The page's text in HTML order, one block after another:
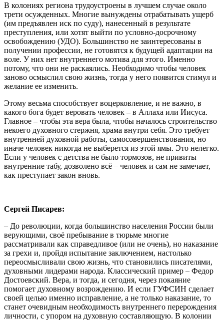
В колониях региона трудоустроены в лучшем случае около
трети осужденных. Многие вынуждены отрабатывать ущерб
(им предъявлен иск по суду), нанесенный в результате
преступления, или хотят выйти по условно-досрочному
освобождению (УДО). Большинство не заинтересованы в
получении профессии, не готовятся к будущей адаптации на
воле. У них нет внутреннего мотива для этого. Именно
потому, что они не раскаялись. Необходимо чтобы человек
заново осмыслил свою жизнь, тогда у него появится стимул и
желание ее изменить.
Этому весьма способствует воцерковление, и не важно, в
какого бога будет веровать человек – в Аллаха или Иисуса.
Главное – чтобы эта вера была, чтобы началось строительство
некоего духовного стержня, храма внутри себя. Это требует
внутренней духовной работы, самосовершенствования, но
иначе человек никогда не выберется из этой ямы. Это нелегко.
Если у человек с детства не было тормозов, не привиты
внутренние табу, дозволено всё – человек и сам не замечает,
как преступает закон вновь.
Сергей Писарев:
– До революции, когда большинство населения России были
верующими, своё пребывание в тюрьме многие
рассматривали как справедливое (или не очень), но наказание
за грехи и, пройдя испытание заключением, настолько
переосмысливали свою жизнь, что становились писателями,
духовными лидерами народа. Классический пример – Федор
Достоевский. Вера, и тогда, и сегодня, через покаяние
помогает духовному возрождению. И если ГУФСИН сделает
своей целью именно исправление, а не только наказание, то
станет очевидным необходимость внутреннего перерождения
личности, с упором на духовную составляющую. В колонии